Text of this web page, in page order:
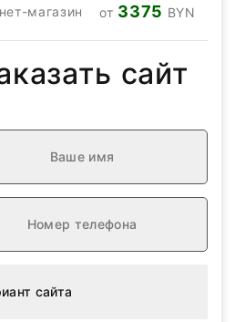
магазин
от 3375 BYN
сайт